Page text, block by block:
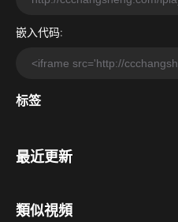
嵌入代码:
标签
最近更新
類似視頻